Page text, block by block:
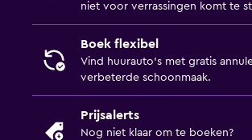
niet voor verrassingen komt te
Boek flexibel
Vind huurauto's met gratis
verbeterde schoonmaak.
Prijsalerts
Nog niet klaar om te boeken?